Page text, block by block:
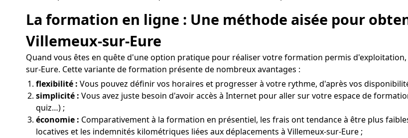
La formation en ligne : Une méthode aisée pour
Villemeux-sur-Eure
Quand vous êtes en quête d'une option pratique pour réaliser votre formation permis
sur-Eure. Cette variante de formation présente de nombreux avantages :
flexibilité : Vous pouvez définir vos horaires et progresser à votre rythme, d'après vos
simplicité : Vous avez juste besoin d'avoir accès à Internet pour aller sur votre espace de
quiz…) ;
économie : Comparativement à la formation en présentiel, les frais ont tendance à être plus
locatives et les indemnités kilométriques liées aux déplacements à Villemeux-sur-Eure ;